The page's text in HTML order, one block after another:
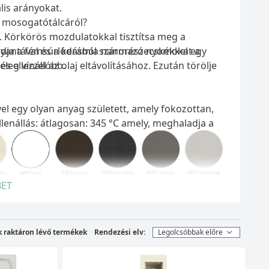
arányokat.
és a kerámia nanorészecskékkel egy
ellenállóbb.
egy olyan anyag született, amely fokozottan,
átlagosan: 345 °C amely, meghaladja a
124.6).
nem fakul ki az idő múlásával.
kifejlődését, valamint elősegíti a
Az antibakteriális rendszert alkotó ezüst
Körkörös mozdulatokkal tisztítsa meg a
a fémsúrlódásból származó nyomokat a
vízzel az olaj eltávolításához. Ezután törölje
raktáron lévő termékek Rendezési elv: